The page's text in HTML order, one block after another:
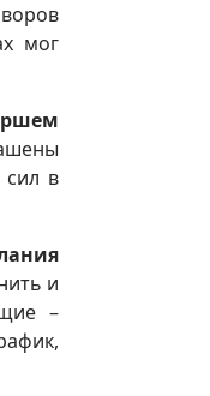
мог
в
и
–